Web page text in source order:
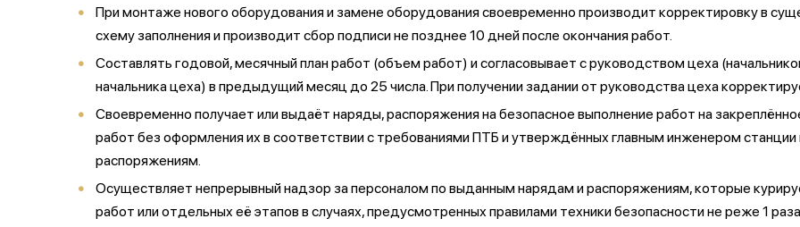
При монтаже нового оборудования и замене оборудования своевременно производит корректировку в
схему заполнения и производит сбор подписи не позднее 10 дней после окончания работ.
Составлять годовой, месячный план работ (объем работ) и согласовывает с руководством цеха
начальника цеха) в предыдущий месяц до 25 числа. При получении задании от руководства цеха
Своевременно получает или выдаёт наряды, распоряжения на безопасное выполнение работ на
работ без оформления их в соответствии с требованиями ПТБ и утверждённых главным инженером
распоряжениям.
Осуществляет непрерывный надзор за персоналом по выданным нарядам и распоряжениям, которые
работ или отдельных её этапов в случаях, предусмотренных правилами техники безопасности не реже 1